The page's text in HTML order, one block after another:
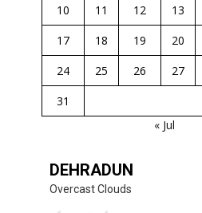
10
11 12 13
17
18 19 20
24
25 26 27
31
« Jul
DEHRADUN
Overcast Clouds